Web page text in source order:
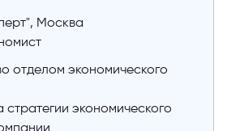
Москва
отделом экономического
стратегии экономического